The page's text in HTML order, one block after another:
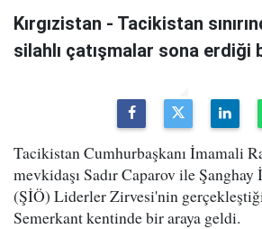
Kırgızistan - Tacikistan
silahlı çatışmalar sona erdiği
Tacikistan Cumhurbaşkanı İmamali
mevkidaşı Sadır Caparov ile
(ŞİÖ) Liderler Zirvesi'nin
Semerkant kentinde bir araya geldi.